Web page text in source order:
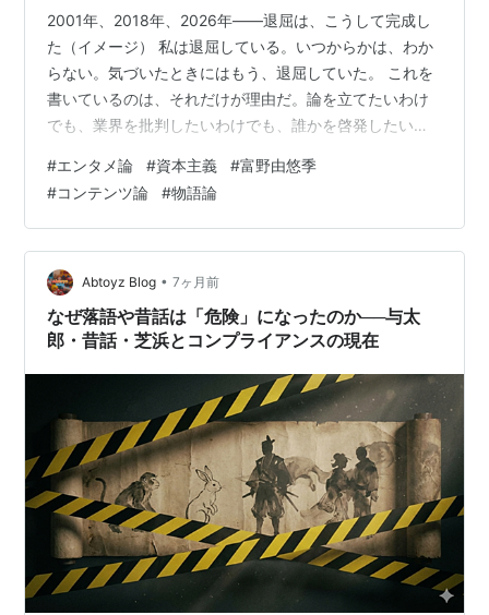
2001年、2018年、2026年——退屈は、こうして完成し
た（イメージ） 私は退屈している。いつからかは、わか
らない。気づいたときにはもう、退屈していた。 これを
書いているのは、それだけが理由だ。論を立てたいわけ
でも、業界を批判したいわけでも、誰かを啓発したいわ
普通の退屈ではないという確信がある。 普通の退屈な
ら、面白いものを見れば消える。しかし私の退屈は、面
白いものを見るほど濃くなる。最新の大作を観て、完璧
な作画に息を呑んで、感動的なシーンで涙をこぼして
——電車に乗った瞬間に、もう何も残っていない。腹が
減っている。さっき何かを食べたはずなの…
#エンタメ論 #資本主義 #富野由悠季
#コンテンツ論 #物語論
Abtoyz Blog • 7ヶ月前
なぜ落語や昔話は「危険」になったのか──与太
郎・昔話・芝浜とコンプライアンスの現在